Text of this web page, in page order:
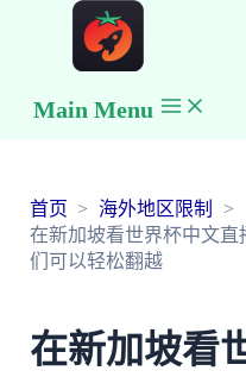
Main Menu
首页
海外地区限制
在新加坡看世界杯中文
们可以轻松翻越
在新加坡看